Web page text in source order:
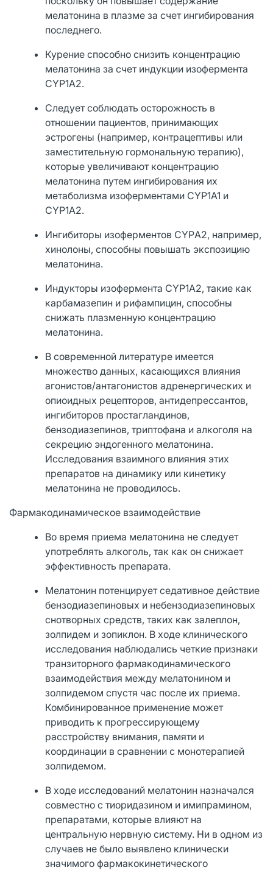
мелатонина в плазме за счет ингибирования
последнего.
Курение способно снизить концентрацию
мелатонина за счет индукции изофермента
CYP1A2.
Следует соблюдать осторожность в
отношении пациентов, принимающих
эстрогены (например, контрацептивы или
заместительную гормональную терапию),
которые увеличивают концентрацию
мелатонина путем ингибирования их
метаболизма изоферментами CYP1A1 и
CYP1A2.
Ингибиторы изоферментов CYPА2, например,
хинолоны, способны повышать экспозицию
мелатонина.
Индукторы изофермента CYP1A2, такие как
карбамазепин и рифампицин, способны
снижать плазменную концентрацию
мелатонина.
В современной литературе имеется
множество данных, касающихся влияния
агонистов/антагонистов адренергических и
опиоидных рецепторов, антидепрессантов,
ингибиторов простагландинов,
бензодиазепинов, триптофана и алкоголя на
секрецию эндогенного мелатонина.
Исследования взаимного влияния этих
препаратов на динамику или кинетику
мелатонина не проводилось.
Фармакодинамическое взаимодействие
Во время приема мелатонина не следует
употреблять алкоголь, так как он снижает
эффективность препарата.
Мелатонин потенцирует седативное действие
бензодиазепиновых и небензодиазепиновых
снотворных средств, таких как залеплон,
золпидем и зопиклон. В ходе клинического
исследования наблюдались четкие признаки
транзиторного фармакодинамического
взаимодействия между мелатонином и
золпидемом спустя час после их приема.
Комбинированное применение может
приводить к прогрессирующему
расстройству внимания, памяти и
координации в сравнении с монотерапией
золпидемом.
В ходе исследований мелатонин назначался
совместно с тиоридазином и имипрамином,
препаратами, которые влияют на
центральную нервную систему. Ни в одном из
случаев не было выявлено клинически
значимого фармакокинетического